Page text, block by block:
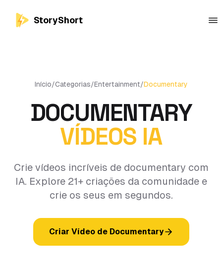
StoryShort
Início/Categorias/Entertainment/Documentary
DOCUMENTARY
VÍDEOS IA
Crie vídeos incríveis de documentary com
IA. Explore 21+ criações da comunidade e
crie os seus em segundos.
Criar Vídeo de Documentary